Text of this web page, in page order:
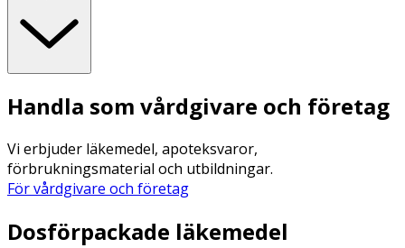
Handla som vårdgivare och företag
Vi erbjuder läkemedel, apoteksvaror,
förbrukningsmaterial och utbildningar.
För vårdgivare och företag
Dosförpackade läkemedel